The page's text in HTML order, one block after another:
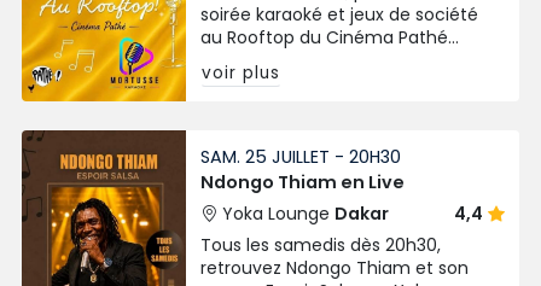
soirée karaoké et jeux de société
au Rooftop du Cinéma Pathé
Dakar. Chantez, jouez et partagez
un moment convivial dès 19h30.
voir plus
SAM. 25 JUILLET - 20H30
Ndongo Thiam en Live
Yoka Lounge Dakar
4,4
Tous les samedis dès 20h30,
retrouvez Ndongo Thiam et son